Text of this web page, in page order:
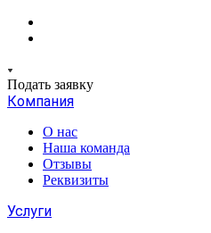
Подать заявку
Компания
О нас
Наша команда
Отзывы
Реквизиты
Услуги